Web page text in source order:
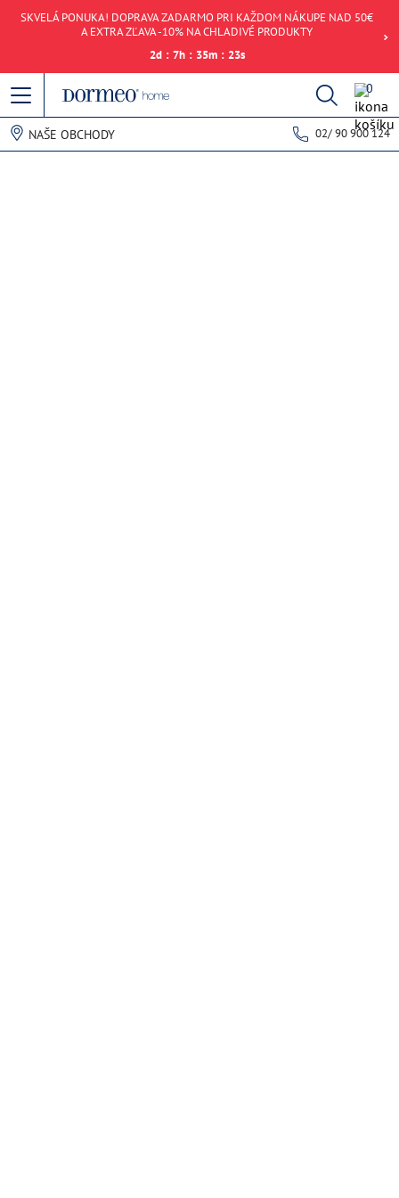
SKVELÁ PONUKA! DOPRAVA ZADARMO PRI KAŽDOM NÁKUPE NAD 50€
A EXTRA ZĽAVA -10% NA CHLADIVÉ PRODUKTY
2d : 7h : 35m : 23s
0
NAŠE OBCHODY 02/ 90 900 124